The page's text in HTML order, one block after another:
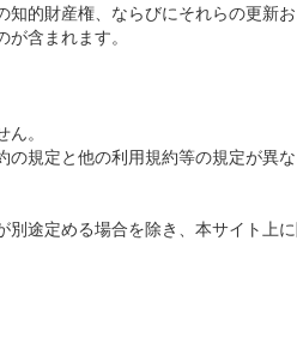
的財産権、ならびにそれらの更新
含まれます。
。
規定と他の利用規約等の規定が異
途定める場合を除き、本サイト上